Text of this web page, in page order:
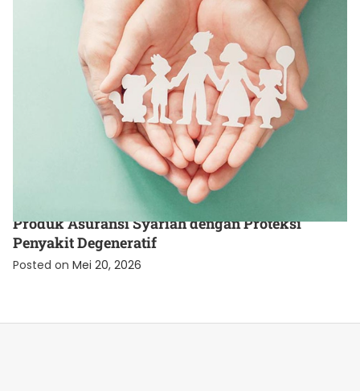
Produk Asuransi Syariah dengan Proteksi
Penyakit Degeneratif
Posted on Mei 20, 2026